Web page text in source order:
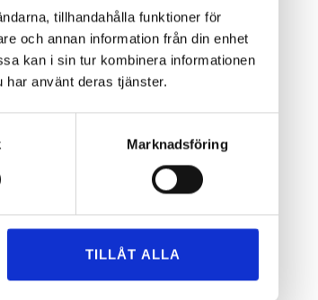
tillhandahålla funktioner för
och annan information från din enhet
kan i sin tur kombinera informationen
har använt deras tjänster.
Marknadsföring
TILLÅT ALLA